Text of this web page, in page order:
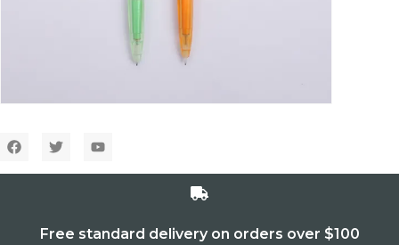
Free standard delivery on orders over $100